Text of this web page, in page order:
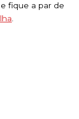
e fique a par de
.